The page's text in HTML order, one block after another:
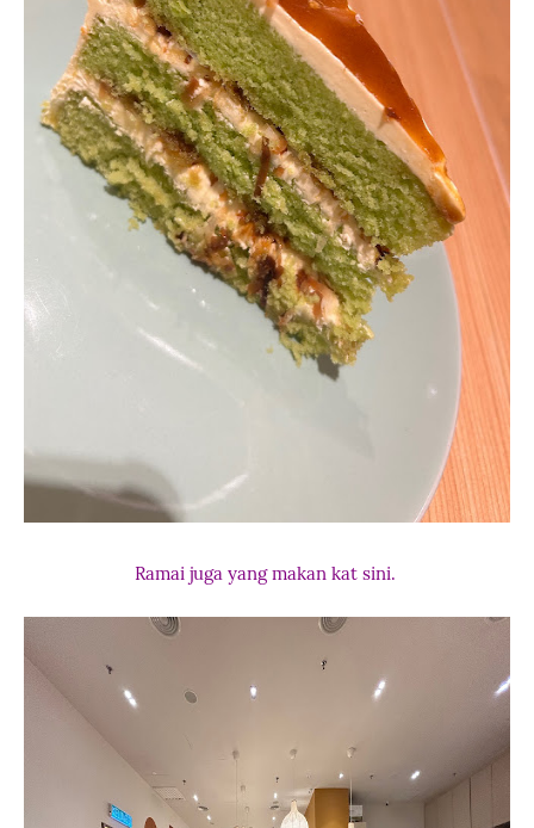
Ramai juga yang makan kat sini.